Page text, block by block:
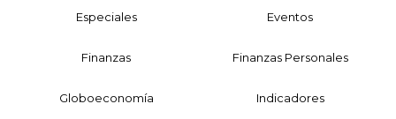
Especiales Eventos
Finanzas Finanzas Personales
Globoeconomía Indicadores